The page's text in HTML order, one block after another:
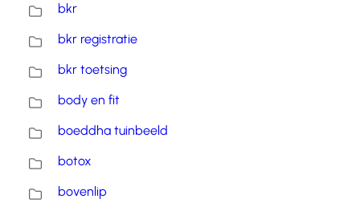
bkr
bkr registratie
bkr toetsing
body en fit
boeddha tuinbeeld
botox
bovenlip